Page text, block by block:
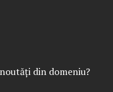
din domeniu?